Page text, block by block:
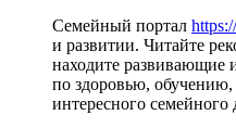
Семейный портал
и развитии. Читайте
находите развивающие
по здоровью,
интересного семейного